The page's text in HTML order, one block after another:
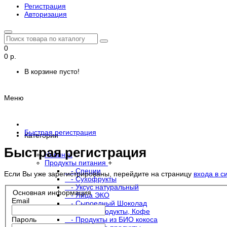
Регистрация
Авторизация
0
0 р.
В корзине пусто!
Меню
Категории
Новинки
Продукты питания +
- Специи
- Сухофрукты
- Уксус натуральный
- Яйца ЭКО
- Сыроедный Шоколад
- Какао продукты, Кофе
- Продукты из БИО кокоса
Быстрая регистрация
Быстрая регистрация
Если Вы уже зарегистрированы, перейдите на страницу входа в
Основная информация
Email
Пароль